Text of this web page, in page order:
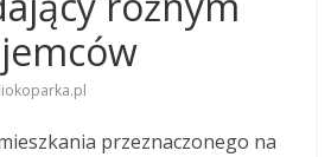
przeznaczonego na